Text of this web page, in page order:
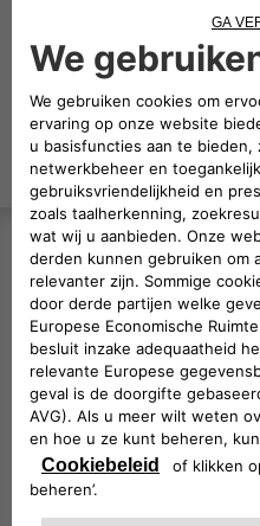
OFFERTE
Ombouwers
aanvragen